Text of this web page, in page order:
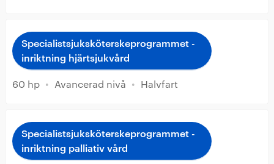
Specialistsjuksköterskeprogrammet -
inriktning hjärtsjukvård
60 hp • Avancerad nivå • Halvfart
Specialistsjuksköterskeprogrammet -
inriktning palliativ vård